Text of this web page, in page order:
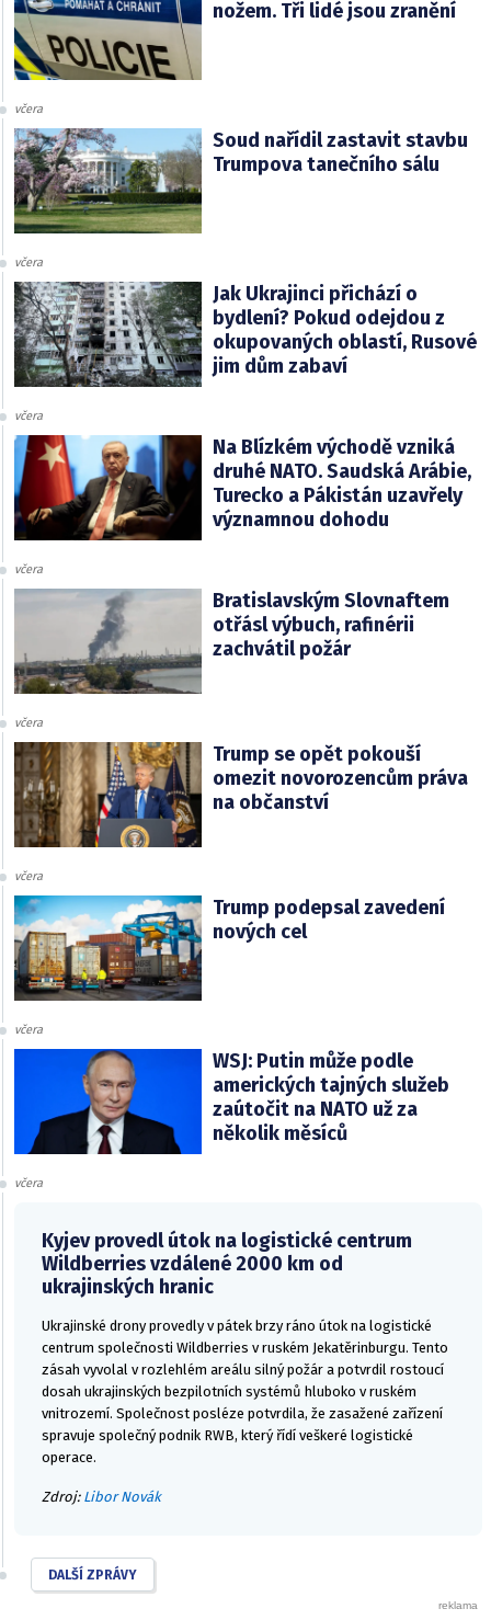
nožem. Tři lidé jsou zranění
včera
Soud nařídil zastavit stavbu
Trumpova tanečního sálu
včera
Jak Ukrajinci přichází o
bydlení? Pokud odejdou z
okupovaných oblastí, Rusové
jim dům zabaví
včera
Na Blízkém východě vzniká
druhé NATO. Saudská Arábie,
Turecko a Pákistán uzavřely
významnou dohodu
včera
Bratislavským Slovnaftem
otřásl výbuch, rafinérii
zachvátil požár
včera
Trump se opět pokouší
omezit novorozencům práva
na občanství
včera
Trump podepsal zavedení
nových cel
včera
WSJ: Putin může podle
amerických tajných služeb
zaútočit na NATO už za
několik měsíců
včera
Kyjev provedl útok na logistické centrum
Wildberries vzdálené 2000 km od
ukrajinských hranic
Ukrajinské drony provedly v pátek brzy ráno útok na logistické
centrum společnosti Wildberries v ruském Jekatěrinburgu. Tento
zásah vyvolal v rozlehlém areálu silný požár a potvrdil rostoucí
dosah ukrajinských bezpilotních systémů hluboko v ruském
vnitrozemí. Společnost posléze potvrdila, že zasažené zařízení
spravuje společný podnik RWB, který řídí veškeré logistické
operace.
Zdroj: Libor Novák
DALŠÍ ZPRÁVY